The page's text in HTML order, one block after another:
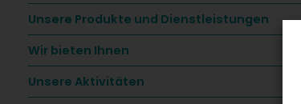
Unsere Produkte und Dienstleistungen
Wir bieten Ihnen
Unsere Aktivitäten